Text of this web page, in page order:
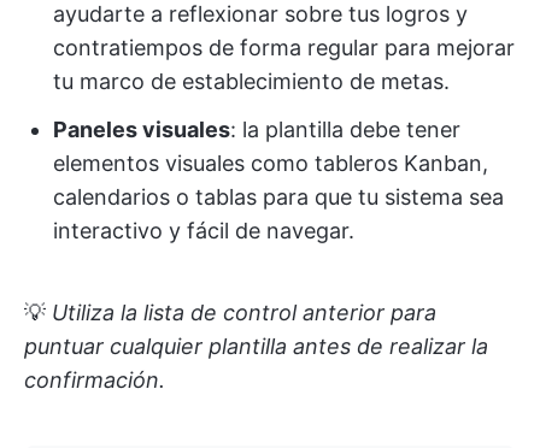
ayudarte a reflexionar sobre tus logros y
contratiempos de forma regular para mejorar
tu marco de establecimiento de metas.
Paneles visuales: la plantilla debe tener
elementos visuales como tableros Kanban,
calendarios o tablas para que tu sistema sea
interactivo y fácil de navegar.
💡 Utiliza la lista de control anterior para
puntuar cualquier plantilla antes de realizar la
confirmación.